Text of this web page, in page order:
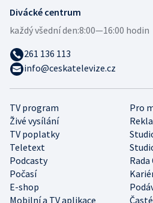
TV program
Pro
Živé vysílání
TV poplatky
Teletext
Podcasty
Rada
Počasí
E-shop
Mobilní a TV aplikace
Divácké centrum
každý všední den:8:00—16:00 hodin
261 136 113
info@ceskatelevize.cz